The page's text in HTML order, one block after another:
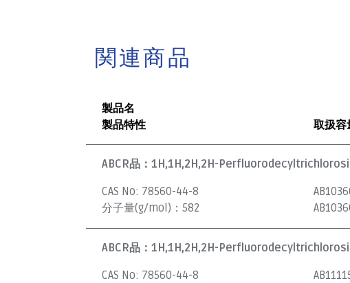
関連商品
製品名
製品特性
取扱容
ABCR品： 1H,1H,2H,2H-
CAS No: 78560-44-8
分子量(g/mol)： 582
ABCR品： 1H,1H,2H,2H-
CAS No: 78560-44-8